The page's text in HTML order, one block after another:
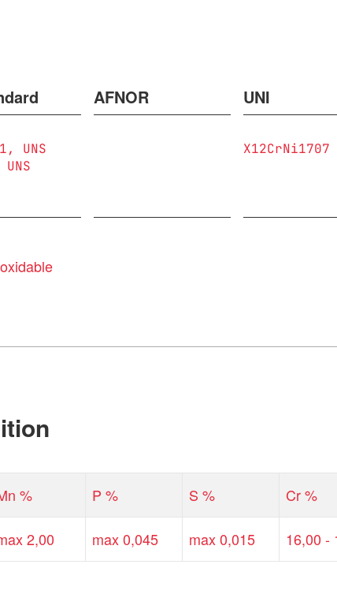
AFNOR UNI
UNS
UNS
X12CrNi1707
% P % S % Cr %
2,00 max 0,045 max 0,015 16,00 -